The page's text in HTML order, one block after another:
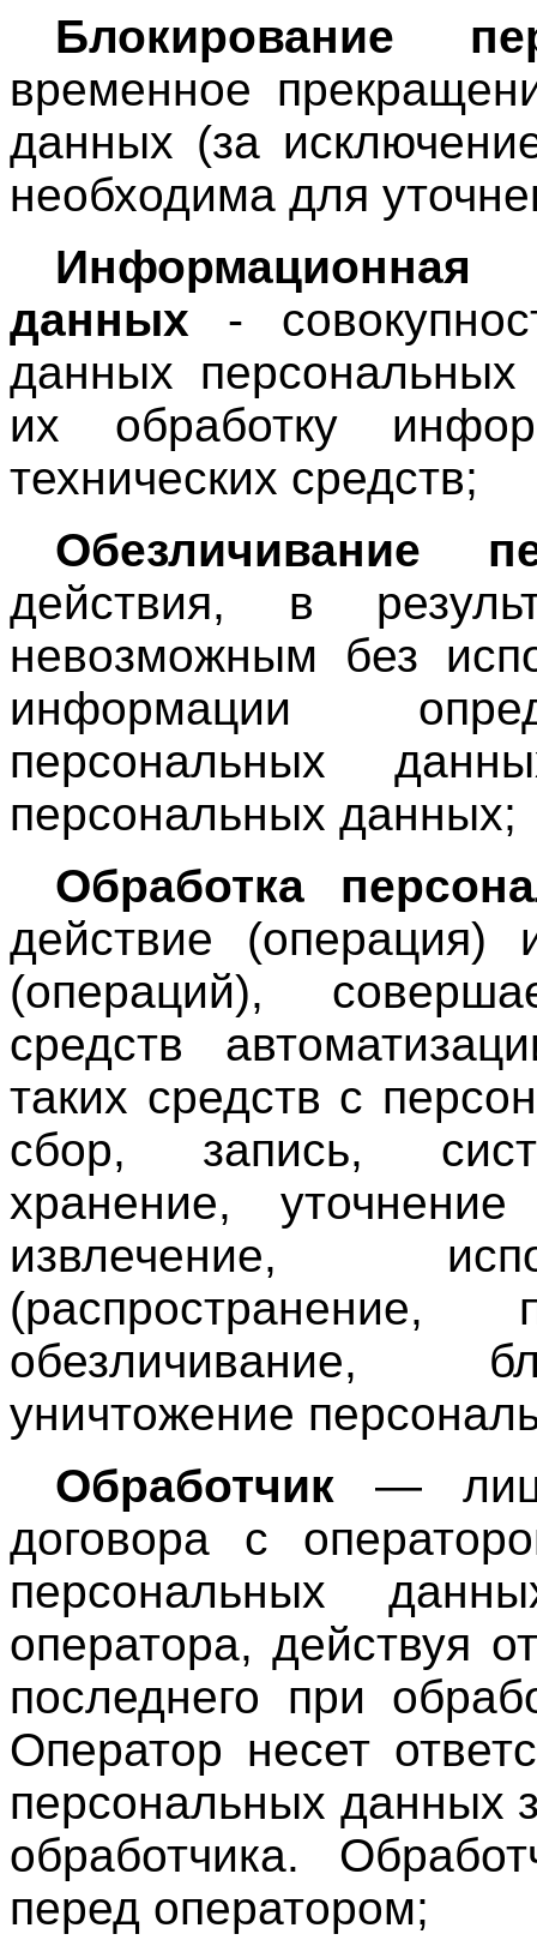
Блокирование
временное
данных (за
необходима для
Информационная
данных -
данных
их обработку
технических средств;
Обезличивание
действия, в
невозможным без
информации
персональных
персональных данных;
Обработка
действие (операция)
(операций),
средств
таких средств с
сбор, запись,
хранение,
извлечение,
(распространение,
обезличивание,
уничтожение
Обработчик—
договора с
персональных
оператора, действуя
последнего при
Оператор несет
персональных данных
обработчика.
перед оператором;